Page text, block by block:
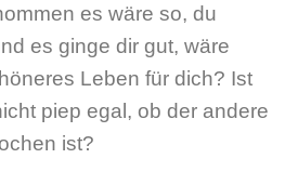
es wäre so, du
es ginge dir gut, wäre
Leben für dich? Ist
piep egal, ob der andere
ist?